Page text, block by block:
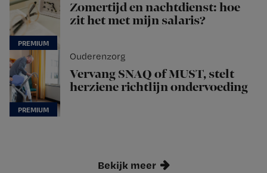
Zomertijd en nachtdienst: hoe
zit het met mijn salaris?
Ouderenzorg
Vervang SNAQ of MUST, stelt
herziene richtlijn ondervoeding
Bekijk meer